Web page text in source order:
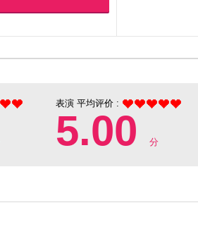
表演 平均评价 :
5.00 分